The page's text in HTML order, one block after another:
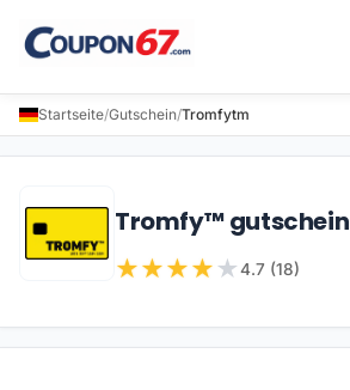
Startseite/Gutschein/Tromfytm
Tromfy™ gutschein
★★★★ ★4.7 (18)